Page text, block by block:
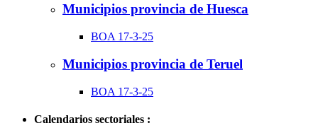
Municipios provincia de Huesca
BOA 17-3-25
Municipios provincia de Teruel
BOA 17-3-25
Calendarios sectoriales :